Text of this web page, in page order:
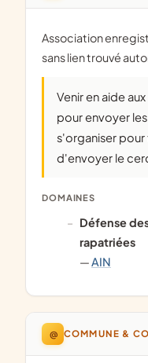
Association enregistrée dans l'ancien répertoire,
sans lien trouvé
Venir en aide aux travailleurs turcs en france
pour envoyer
s'organiser
d'envoyer le
DOMAINES
défense des droits des personnes
rapatriées
—AIN
@ COMMUNE &